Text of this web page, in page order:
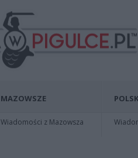
MAZOWSZE
Wiadomości z Mazowsza